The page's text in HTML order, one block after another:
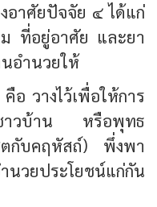
อาศัยปัจจัย ๔ ได้แก่
ที่อยู่อาศัย และยา
อำนวยให้
วางไว้เพื่อให้การ
ชาวบ้าน หรือพุทธ
กับคฤหัสถ์) พึ่งพา
นวยประโยชน์แก่กัน